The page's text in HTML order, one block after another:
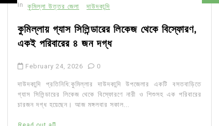
In কুমিল্লা উত্তর জেলা দাউদকান্দি
কুমিল্লায় গ্যাস সিলিন্ডারের লিকেজ থেকে বিস্ফোরণ,
একই পরিবারের ৪ জন দগ্ধ
February 24, 2026 0
দাউদকান্দি প্রতিনিধি:কুমিল্লার দাউদকান্দি উপজেলার একটি বসতবাড়িতে
গ্যাস সিলিন্ডারের লিকেজ থেকে বিস্ফোরণে নারী ও শিশুসহ এক পরিবারের
চারজন দগ্ধ হয়েছেন। আজ মঙ্গলবার সকাল...